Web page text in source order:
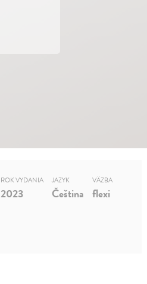
ROK VYDANIA
2023
JAZYK
Čeština
VÄZBA
flexi